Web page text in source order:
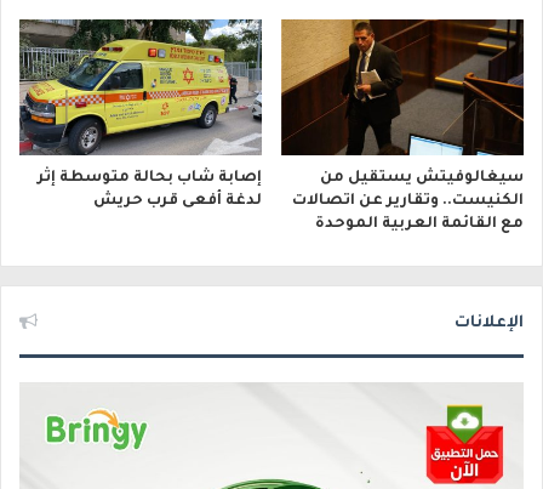
سيغالوفيتش يستقيل من
الكنيست.. وتقارير عن اتصالات
مع القائمة العربية الموحدة
إصابة شاب بحالة متوسطة إثر
لدغة أفعى قرب حريش
الإعلانات